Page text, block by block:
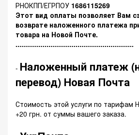
РНОКПП/ЕГРПОУ 1686115269
Этот вид оплаты позволяет Вам
возврате наложенного платежа
товара на Новой Почте.
.............................................................
- Наложенный платеж
перевод) Новая Почта
Стоимость этой услуги по тарифам
+20 грн. от суммы вашего заказа.